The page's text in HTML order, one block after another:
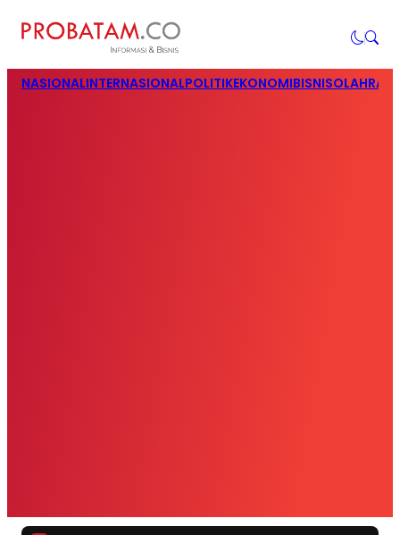
NASIONALINTERNASIONALPOLITIKEKONOMIBISNIS